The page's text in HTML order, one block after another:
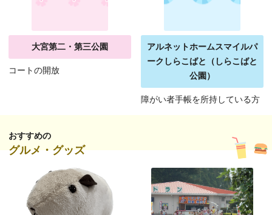
大宮第二・第三公園
コートの開放
アルネットホームスマイルパ
ークしらこばと（しらこばと
公園）
障がい者手帳を所持している方
おすすめの
グルメ・グッズ